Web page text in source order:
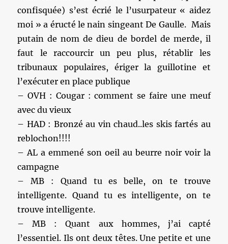
confisquée) s’est écrié le l’usurpateur « aidez
moi » a éructé le nain singeant De Gaulle. Mais
putain de nom de dieu de bordel de merde, il
faut le raccourcir un peu plus, rétablir les
tribunaux populaires, ériger la guillotine et
l’exécuter en place publique
– OVH : Cougar : comment se faire une meuf
avec du vieux
– HAD : Bronzé au vin chaud..les skis fartés au
reblochon!!!!
– AL a emmené son oeil au beurre noir voir la
campagne
– MB : Quand tu es belle, on te trouve
intelligente. Quand tu es intelligente, on te
trouve intelligente.
– MB : Quant aux hommes, j’ai capté
l’essentiel. Ils ont deux têtes. Une petite et une